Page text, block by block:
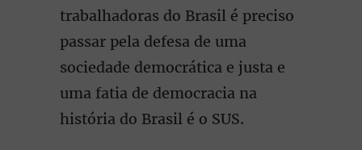
trabalhadoras do Brasil é preciso
passar pela defesa de uma
sociedade democrática e justa e
uma fatia de democracia na
história do Brasil é o SUS.